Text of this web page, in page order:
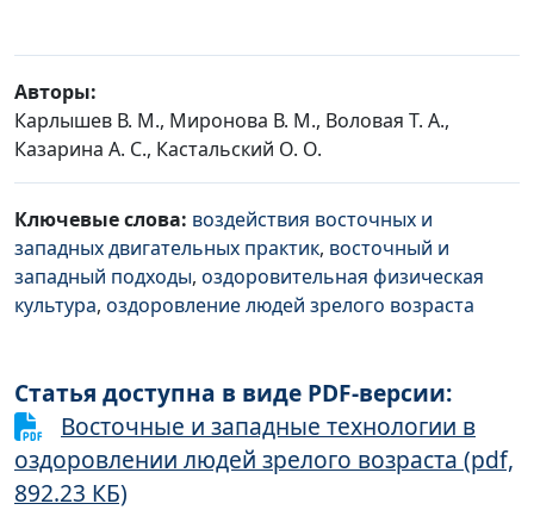
Авторы:
Карлышев В. М., Миронова В. М., Воловая Т. А.,
Казарина А. С., Кастальский О. О.
Ключевые слова: воздействия восточных и
западных двигательных практик, восточный и
западный подходы, оздоровительная физическая
культура, оздоровление людей зрелого возраста
Статья доступна в виде PDF-версии:
Восточные и западные технологии в
оздоровлении людей зрелого возраста (pdf,
892.23 КБ)